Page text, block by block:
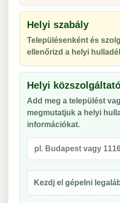
Helyi szabály
Településenként és
ellenőrizd a helyi
Helyi
Add meg a települést
megmutatjuk a helyi
információkat.
Kezdj el gépelni